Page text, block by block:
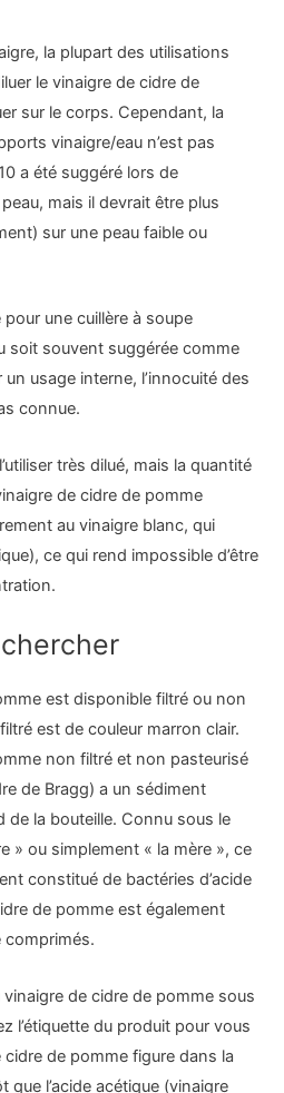
la plupart des utilisations
le vinaigre de cidre de
sur le corps. Cependant, la
vinaigre/eau n’est pas
a été suggéré lors de
mais il devrait être plus
sur une peau faible ou
pour une cuillère à soupe
soit souvent suggérée comme
usage interne, l’innocuité des
connue.
très dilué, mais la quantité
de cidre de pomme
au vinaigre blanc, qui
ce qui rend impossible d’être
est disponible filtré ou non
est de couleur marron clair.
non filtré et non pasteurisé
de Bragg) a un sédiment
de la bouteille. Connu sous le
» ou simplement « la mère », ce
constitué de bactéries d’acide
de pomme est également
de cidre de pomme sous
l’étiquette du produit pour vous
de pomme figure dans la
l’acide acétique (vinaigre